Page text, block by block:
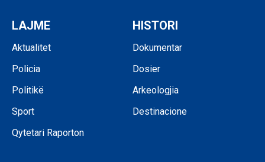
LAJME
Aktualitet
Policia
Politikë
Sport
Qytetari Raporton
HISTORI
Dokumentar
Dosier
Arkeologjia
Destinacione